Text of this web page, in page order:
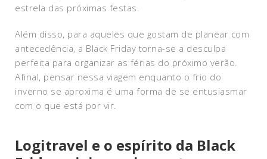
estrela das próximas festas.
Além disso, para aqueles que gostam de planear com
antecedência, a Black Friday torna-se a desculpa
perfeita para organizar as férias do próximo verão.
Afinal, pensar nessa viagem enquanto o frio do
inverno se aproxima é uma forma de se entusiasmar
com o que está por vir.
Logitravel e o espírito da Black